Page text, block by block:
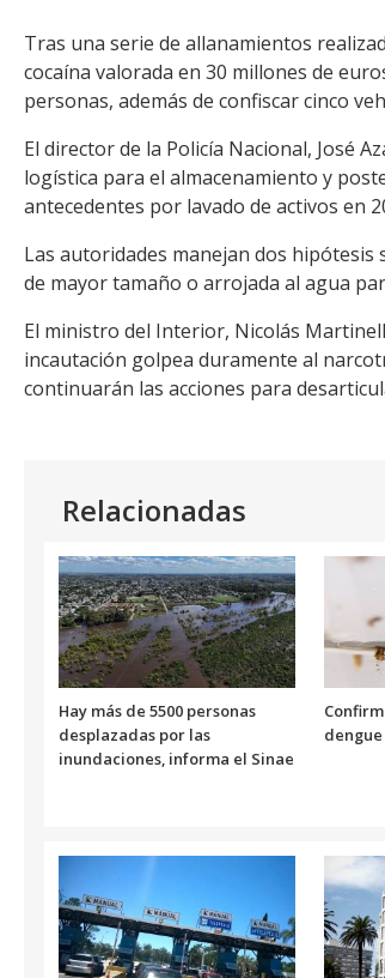
Facebook
WhatsApp
Email
Copy
Link
Tras una serie de allanamientos
cocaína valorada en 30 millones de
personas, además de confiscar cinco
El director de la Policía Nacional, José
logística para el almacenamiento y
antecedentes por lavado de activos en
Las autoridades manejan dos
de mayor tamaño o arrojada al agua
El ministro del Interior, Nicolás
incautación golpea duramente al
continuarán las acciones para
Relacionadas
Hay más de 5500 personas
desplazadas por las
inundaciones, informa el Sinae